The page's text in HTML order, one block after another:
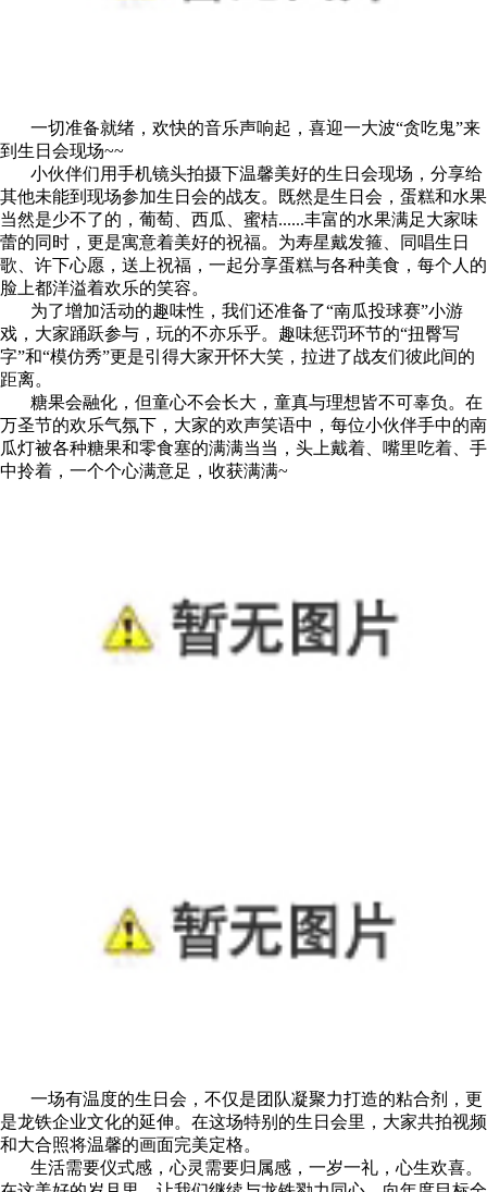
一切准备就绪，欢快的音乐声响起，喜迎一大波“贪吃鬼”来
到生日会现场~~
小伙伴们用手机镜头拍摄下温馨美好的生日会现场，分享给
其他未能到现场参加生日会的战友。既然是生日会，蛋糕和水果
当然是少不了的，葡萄、西瓜、蜜桔......丰富的水果满足大家味
蕾的同时，更是寓意着美好的祝福。为寿星戴发箍、同唱生日
歌、许下心愿，送上祝福，一起分享蛋糕与各种美食，每个人的
脸上都洋溢着欢乐的笑容。
为了增加活动的趣味性，我们还准备了“南瓜投球赛”小游
戏，大家踊跃参与，玩的不亦乐乎。趣味惩罚环节的“扭臀写
字”和“模仿秀”更是引得大家开怀大笑，拉进了战友们彼此间的
距离。
糖果会融化，但童心不会长大，童真与理想皆不可辜负。在
万圣节的欢乐气氛下，大家的欢声笑语中，每位小伙伴手中的南
瓜灯被各种糖果和零食塞的满满当当，头上戴着、嘴里吃着、手
中拎着，一个个心满意足，收获满满~
一场有温度的生日会，不仅是团队凝聚力打造的粘合剂，更
是龙铁企业文化的延伸。在这场特别的生日会里，大家共拍视频
和大合照将温馨的画面完美定格。
生活需要仪式感，心灵需要归属感，一岁一礼，心生欢喜。